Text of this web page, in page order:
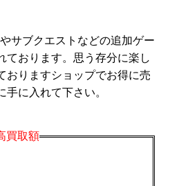
サブクエストなどの追加ゲー
ております。思う存分に楽し
おりますショップでお得に売
に入れて下さい。
買取額